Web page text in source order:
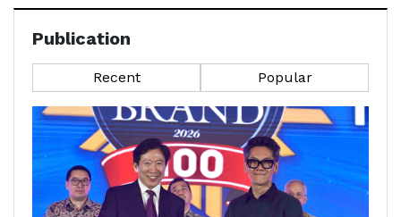
Publication
Recent Popular